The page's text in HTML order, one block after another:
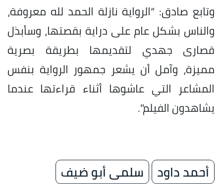
وتابع صادق: “الرواية نازلة الحمد لله معروفة،
والناس بشكل عام على دراية بقصتها، وسأبذل
قصارى جهدي لتقديمها بطريقة بصرية
مميزة، وآمل أن يشعر جمهور الرواية بنفس
المشاعر التي عاشوها أثناء قراءتها عندما
يشاهدون الفيلم".
أحمد داود
سلمى أبو ضيف